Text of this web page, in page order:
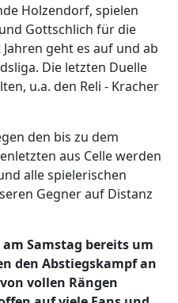
Holzendorf, spielen
Gottschlich für die
geht es auf und ab
Die letzten Duelle
u.a. den Reli - Kracher
den bis zu dem
aus Celle werden
alle spielerischen
Gegner auf Distanz
Samstag bereits um
den Abstiegskampf an
vollen Rängen